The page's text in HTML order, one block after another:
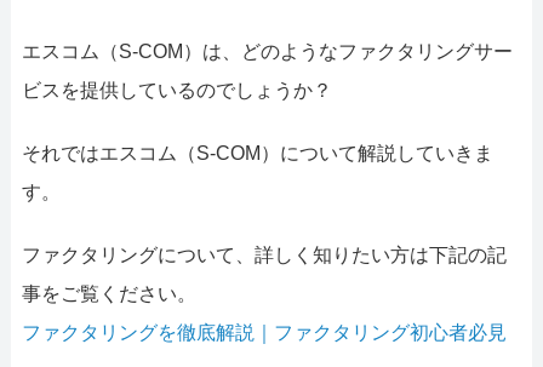
エスコム（S-COM）は、どのようなファクタリングサー
ビスを提供しているのでしょうか？
それではエスコム（S-COM）について解説していきま
す。
ファクタリングについて、詳しく知りたい方は下記の記
事をご覧ください。
ファクタリングを徹底解説｜ファクタリング初心者必見